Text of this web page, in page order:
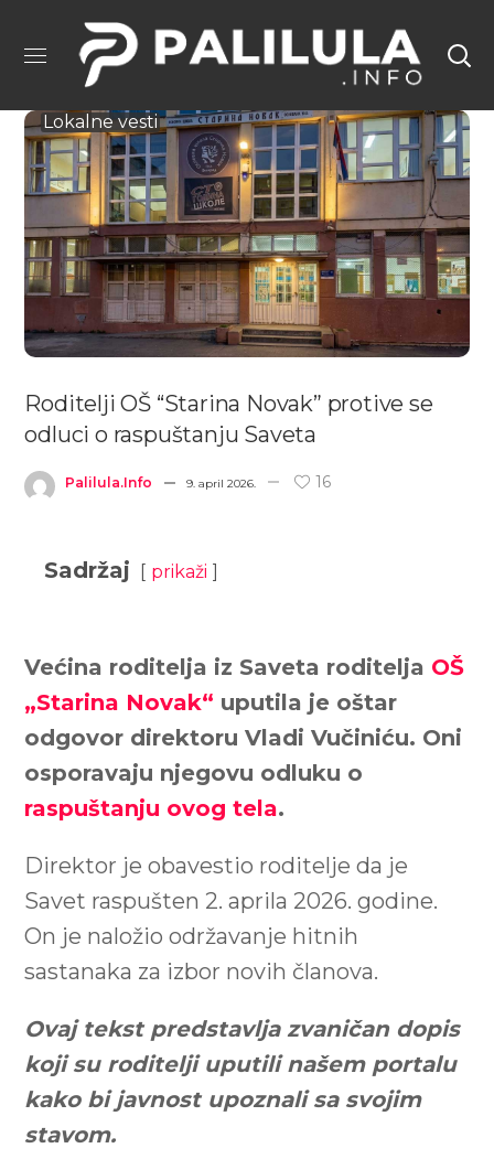
Lokalne vesti
Roditelji OŠ “Starina Novak” protive se
odluci o raspuštanju Saveta
Palilula.info 9. april 2026. 16
Sadržaj prikaži
Većina roditelja iz Saveta roditelja OŠ
„Starina Novak“ uputila je oštar
odgovor direktoru Vladi Vučiniću. Oni
osporavaju njegovu odluku o
raspuštanju ovog tela.
Direktor je obavestio roditelje da je
Savet raspušten 2. aprila 2026. godine.
On je naložio održavanje hitnih
sastanaka za izbor novih članova.
Ovaj tekst predstavlja zvaničan dopis
koji su roditelji uputili našem portalu
kako bi javnost upoznali sa svojim
stavom.